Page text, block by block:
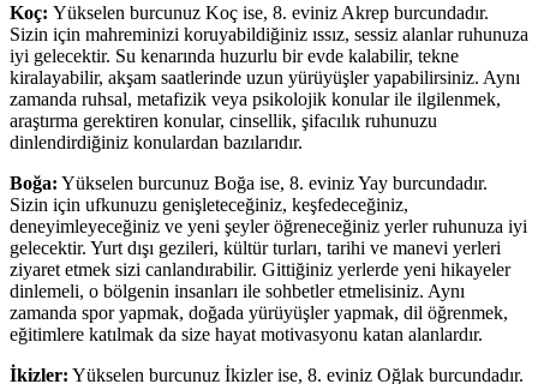
Koç: Yükselen burcunuz Koç ise, 8. eviniz Akrep burcundadır.
Sizin için mahreminizi koruyabildiğiniz ıssız, sessiz alanlar ruhunuza
iyi gelecektir. Su kenarında huzurlu bir evde kalabilir, tekne
kiralayabilir, akşam saatlerinde uzun yürüyüşler yapabilirsiniz. Aynı
zamanda ruhsal, metafizik veya psikolojik konular ile ilgilenmek,
araştırma gerektiren konular, cinsellik, şifacılık ruhunuzu
dinlendirdiğiniz konulardan bazılarıdır.
Boğa: Yükselen burcunuz Boğa ise, 8. eviniz Yay burcundadır.
Sizin için ufkunuzu genişleteceğiniz, keşfedeceğiniz,
deneyimleyeceğiniz ve yeni şeyler öğreneceğiniz yerler ruhunuza iyi
gelecektir. Yurt dışı gezileri, kültür turları, tarihi ve manevi yerleri
ziyaret etmek sizi canlandırabilir. Gittiğiniz yerlerde yeni hikayeler
dinlemeli, o bölgenin insanları ile sohbetler etmelisiniz. Aynı
zamanda spor yapmak, doğada yürüyüşler yapmak, dil öğrenmek,
eğitimlere katılmak da size hayat motivasyonu katan alanlardır.
İkizler: Yükselen burcunuz İkizler ise, 8. eviniz Oğlak burcundadır.